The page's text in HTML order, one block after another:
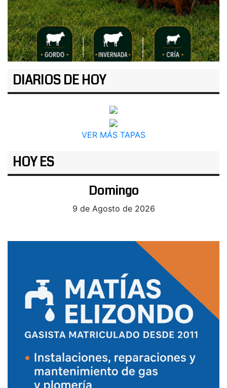
DIARIOS DE HOY
VER MÁS TAPAS
HOY ES
Domingo
9 de Agosto de 2026